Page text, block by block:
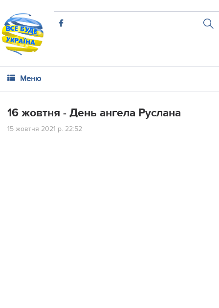
Меню
16 жовтня - День ангела Руслана
15 жовтня 2021 р. 22:52